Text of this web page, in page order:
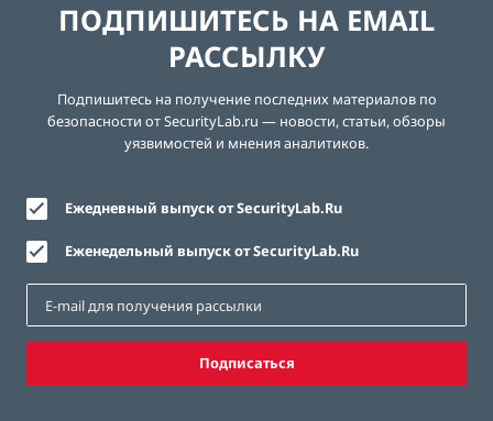
ПОДПИШИТЕСЬ НА EMAIL
РАССЫЛКУ
Подпишитесь на получение последних материалов по
безопасности от SecurityLab.ru — новости, статьи, обзоры
уязвимостей и мнения аналитиков.
Ежедневный выпуск от SecurityLab.Ru
Еженедельный выпуск от SecurityLab.Ru
Подписаться